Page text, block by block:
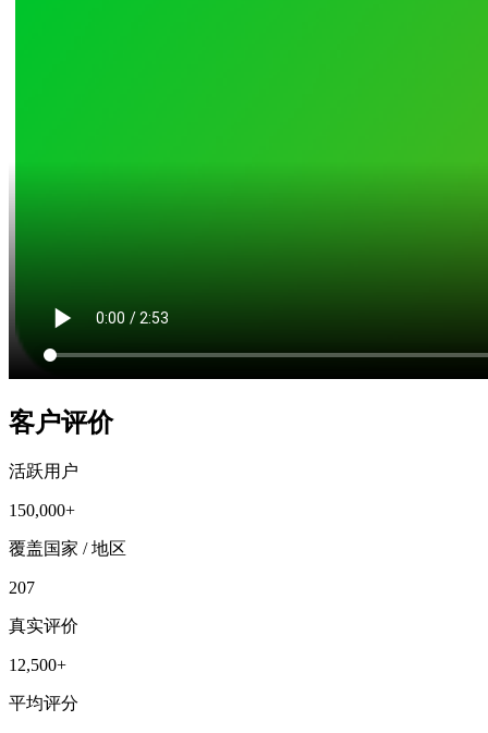
客户评价
活跃用户
150,000+
覆盖国家 / 地区
207
真实评价
12,500+
平均评分